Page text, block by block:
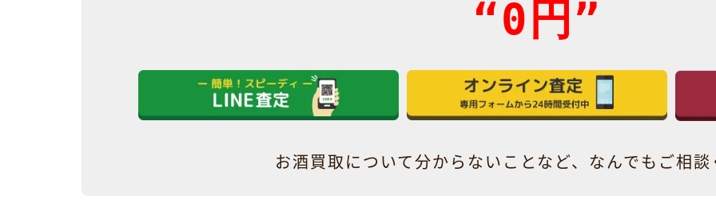
“0円”
お酒買取について分からないことなど、なんでもご相